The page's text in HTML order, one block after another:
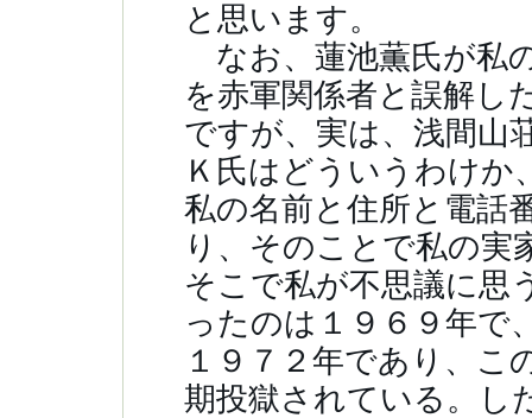
と思います。
なお、蓮池薫氏が私
を赤軍関係者と誤解し
ですが、実は、浅間山
Ｋ氏はどういうわけか
私の名前と住所と電話
り、そのことで私の実
そこで私が不思議に思
ったのは１９６９年で
１９７２年であり、こ
期投獄されている。し